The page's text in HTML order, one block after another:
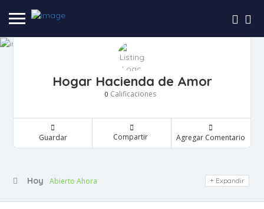
Hogar Hacienda de Amor
0 Calificaciones
Guardar Compartir Agregar Comentario
Hoy Abierto Ahora Expandir